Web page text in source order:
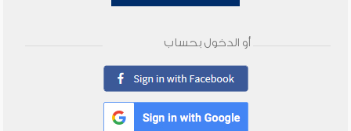
أو الدخول بحساب